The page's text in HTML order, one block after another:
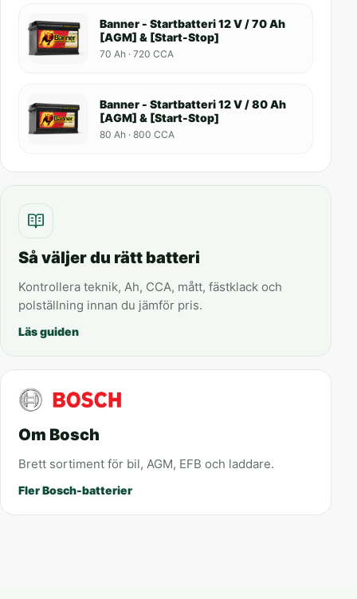
Banner - Startbatteri 12 V / 70 Ah
[AGM] & [Start-Stop]
70 Ah · 720 CCA
Banner - Startbatteri 12 V / 80 Ah
[AGM] & [Start-Stop]
80 Ah · 800 CCA
Så väljer du rätt batteri
Kontrollera teknik, Ah, CCA, mått, fästklack och
polställning innan du jämför pris.
Läs guiden
Om Bosch
Brett sortiment för bil, AGM, EFB och laddare.
Fler Bosch-batterier